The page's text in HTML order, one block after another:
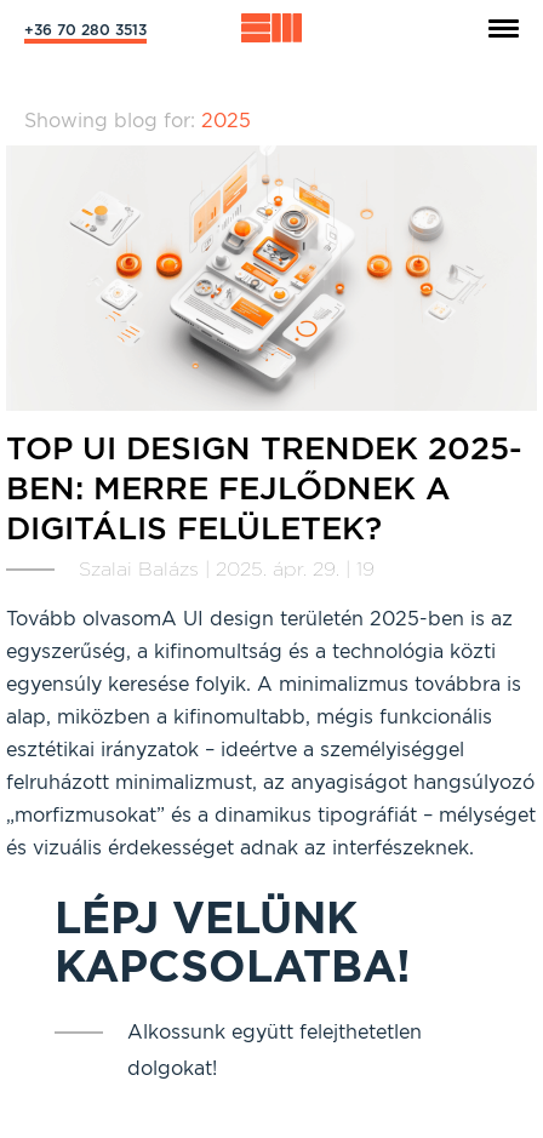
+36 70 280 3513
Showing blog for: 2025
TOP UI DESIGN TRENDEK 2025-
BEN: MERRE FEJLŐDNEK A
DIGITÁLIS FELÜLETEK?
Szalai Balázs | 2025. ápr. 29. | 19
Tovább olvasomA UI design területén 2025-ben is az
egyszerűség, a kifinomultság és a technológia közti
egyensúly keresése folyik. A minimalizmus továbbra is
alap, miközben a kifinomultabb, mégis funkcionális
esztétikai irányzatok – ideértve a személyiséggel
felruházott minimalizmust, az anyagiságot hangsúlyozó
„morfizmusokat” és a dinamikus tipográfiát – mélységet
és vizuális érdekességet adnak az interfészeknek.
LÉPJ VELÜNK
KAPCSOLATBA!
Alkossunk együtt felejthetetlen
dolgokat!